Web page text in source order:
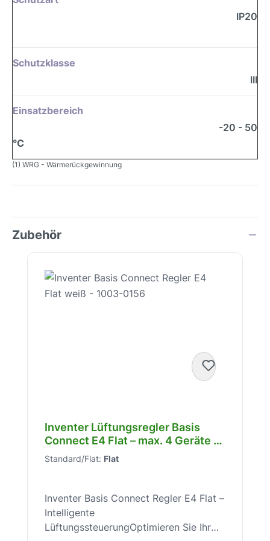
IP20
Schutzklasse
III
Einsatzbereich
-20 - 50
°C
(1) WRG - Wärmerückgewinnung
Zubehör
Produktgalerie überspringen
Inventer Lüftungsregler Basis
Connect E4 Flat – max. 4 Geräte –
weiß – für dezentrale Lüftung –
intuitiv – 1003-0156
Standard/Flat: Flat
Inventer Basis Connect Regler E4 Flat –
Intelligente
LüftungssteuerungOptimieren Sie Ihr